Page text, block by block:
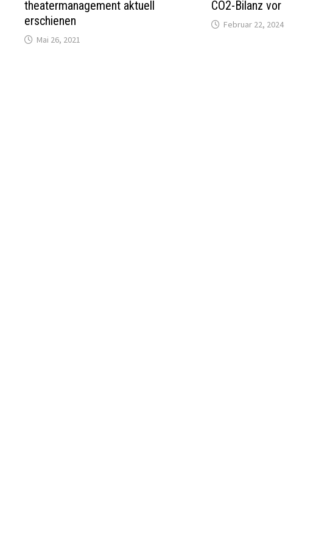
theatermanagement aktuell
erschienen
Mai 26, 2021
CO2-Bilanz vor
Februar 22, 2024